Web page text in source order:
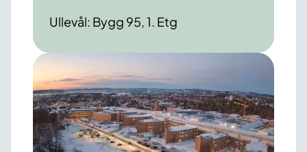
Ullevål: Bygg 95, 1. Etg